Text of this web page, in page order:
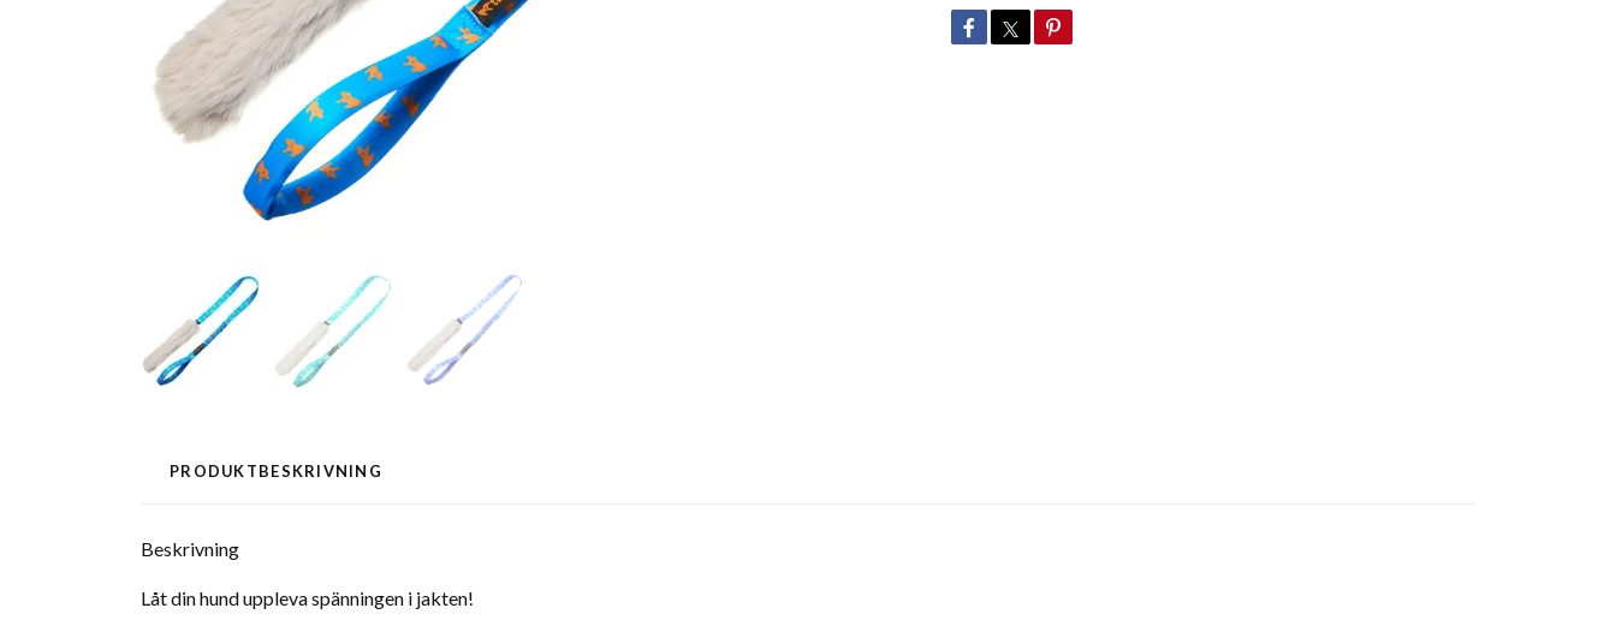
PRODUKTBESKRIVNING
Beskrivning
Låt din hund uppleva spänningen i jakten!